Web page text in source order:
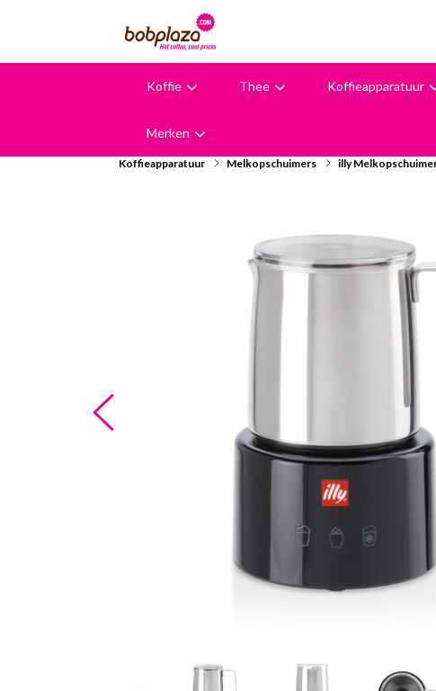
Koffie Thee Koffieapparatuur
Merken
Koffieapparatuur Melkopschuimers illy